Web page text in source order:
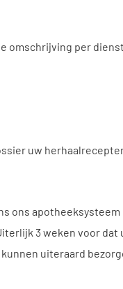
omschrijving per
uw
ons apotheeksysteem
3 weken voor dat
uiteraard